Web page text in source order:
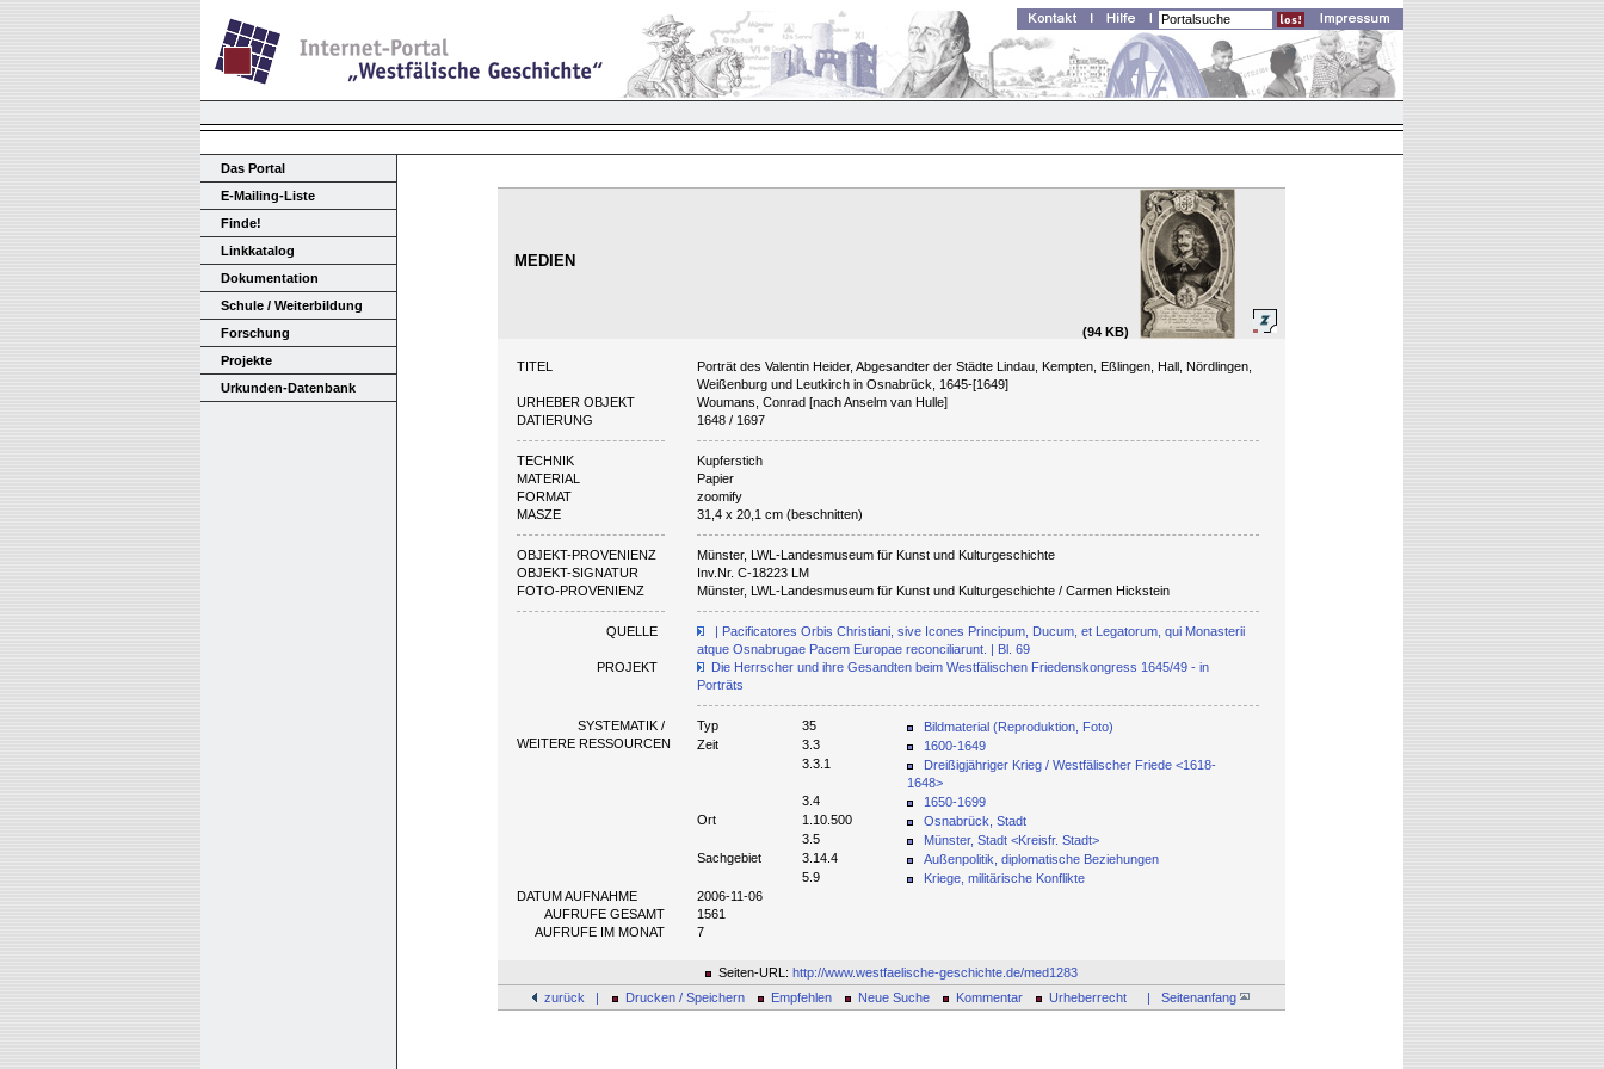
Das Portal
E-Mailing-Liste
Finde!
Linkkatalog
Dokumentation
Schule / Weiterbildung
Forschung
Projekte
Urkunden-Datenbank
MEDIEN
(94 KB)
TITEL
Porträt des Valentin Heider, Abgesandter der Städte Lindau, Kempten, Eßlingen, Hall, Nördlingen,
Weißenburg und Leutkirch in Osnabrück, 1645-[1649]
URHEBER OBJEKT
Woumans, Conrad [nach Anselm van Hulle]
DATIERUNG
1648 / 1697
TECHNIK
Kupferstich
MATERIAL
Papier
FORMAT
zoomify
MASZE
31,4 x 20,1 cm (beschnitten)
OBJEKT-PROVENIENZ
Münster, LWL-Landesmuseum für Kunst und Kulturgeschichte
OBJEKT-SIGNATUR
Inv.Nr. C-18223 LM
FOTO-PROVENIENZ
Münster, LWL-Landesmuseum für Kunst und Kulturgeschichte / Carmen Hickstein
QUELLE
| Pacificatores Orbis Christiani, sive Icones Principum, Ducum, et Legatorum, qui Monasterii
atque Osnabrugae Pacem Europae reconciliarunt. | Bl. 69
PROJEKT
Die Herrscher und ihre Gesandten beim Westfälischen Friedenskongress 1645/49 - in
Porträts
SYSTEMATIK /
WEITERE RESSOURCEN
Typ 35
Bildmaterial (Reproduktion, Foto)
Zeit
3.3
1600-1649
3.3.1
Dreißigjähriger Krieg / Westfälischer Friede <1618-
1648>
3.4
1650-1699
Ort
1.10.500
Osnabrück, Stadt
3.5
Münster, Stadt <Kreisfr. Stadt>
Sachgebiet
3.14.4
Außenpolitik, diplomatische Beziehungen
5.9
Kriege, militärische Konflikte
DATUM AUFNAHME
2006-11-06
AUFRUFE GESAMT
1561
AUFRUFE IM MONAT
7
Seiten-URL: http://www.westfaelische-geschichte.de/med1283
zurück |
Drucken / Speichern Empfehlen Neue Suche Kommentar Urheberrecht | Seitenanfang